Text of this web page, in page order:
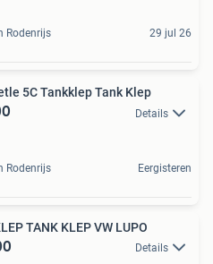
Rodenrijs 29 jul 26
5C Tankklep Tank Klep
Details
Rodenrijs Eergisteren
TANK KLEP VW LUPO
Details